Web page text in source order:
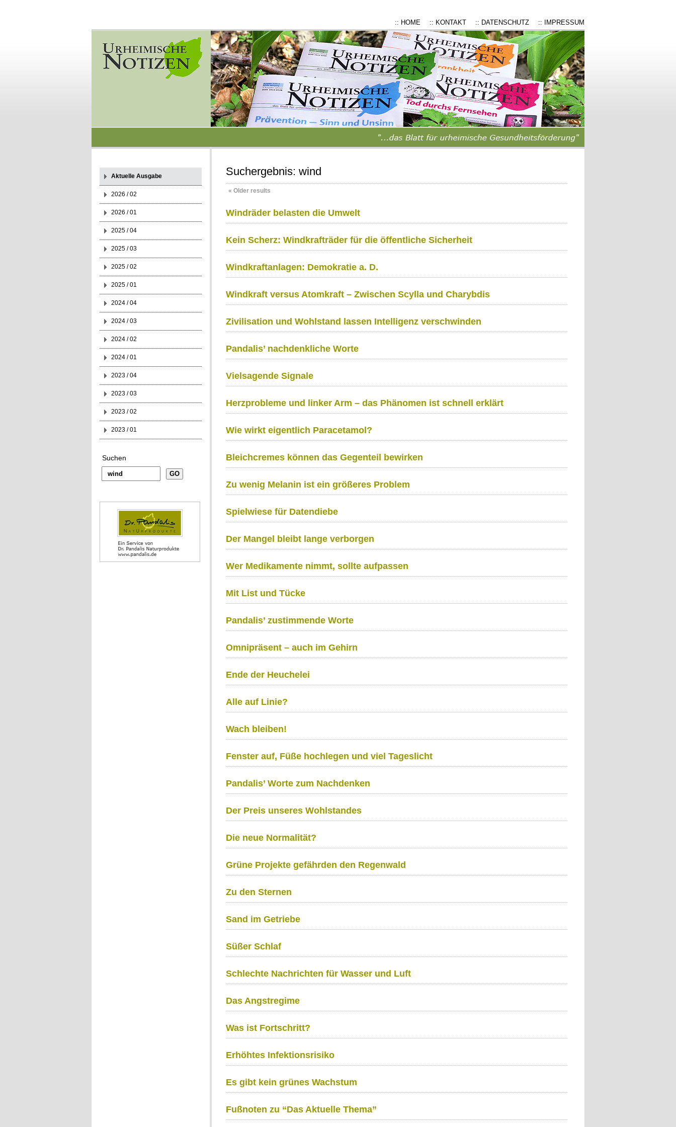
:: HOME :: KONTAKT :: DATENSCHUTZ :: IMPRESSUM
Suchergebnis: wind
« Older results
Windräder belasten die Umwelt
Kein Scherz: Windkrafträder für die öffentliche Sicherheit
Windkraftanlagen: Demokratie a. D.
Windkraft versus Atomkraft – Zwischen Scylla und Charybdis
Zivilisation und Wohlstand lassen Intelligenz verschwinden
Pandalis’ nachdenkliche Worte
Vielsagende Signale
Herzprobleme und linker Arm – das Phänomen ist schnell erklärt
Wie wirkt eigentlich Paracetamol?
Bleichcremes können das Gegenteil bewirken
Zu wenig Melanin ist ein größeres Problem
Spielwiese für Datendiebe
Der Mangel bleibt lange verborgen
Wer Medikamente nimmt, sollte aufpassen
Mit List und Tücke
Pandalis’ zustimmende Worte
Omnipräsent – auch im Gehirn
Ende der Heuchelei
Alle auf Linie?
Wach bleiben!
Fenster auf, Füße hochlegen und viel Tageslicht
Pandalis’ Worte zum Nachdenken
Der Preis unseres Wohlstandes
Die neue Normalität?
Grüne Projekte gefährden den Regenwald
Zu den Sternen
Sand im Getriebe
Süßer Schlaf
Schlechte Nachrichten für Wasser und Luft
Das Angstregime
Was ist Fortschritt?
Erhöhtes Infektionsrisiko
Es gibt kein grünes Wachstum
Fußnoten zu “Das Aktuelle Thema”
Aktuelle Ausgabe
2026 / 02
2026 / 01
2025 / 04
2025 / 03
2025 / 02
2025 / 01
2024 / 04
2024 / 03
2024 / 02
2024 / 01
2023 / 04
2023 / 03
2023 / 02
2023 / 01
Suchen